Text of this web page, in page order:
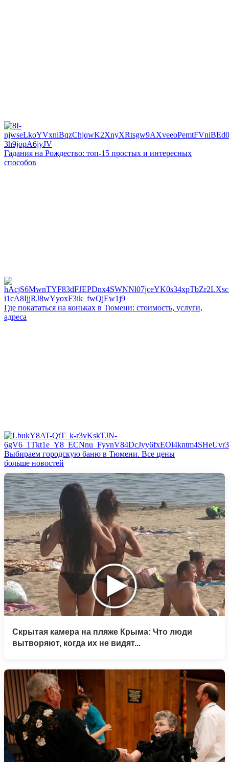
Гадания на Рождество: топ-15 простых и интересных
способов
Где покататься на коньках в Тюмени: стоимость, услуги,
адреса
Выбираем городскую баню в Тюмени. Все цены
больше новостей
Скрытая камера на пляже Крыма: Что люди
вытворяют, когда их не видят...